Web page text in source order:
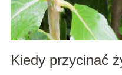
Kiedy przycinać